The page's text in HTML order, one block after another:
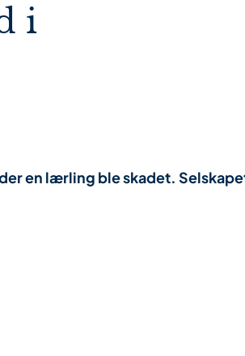
i
en lærling ble skadet.